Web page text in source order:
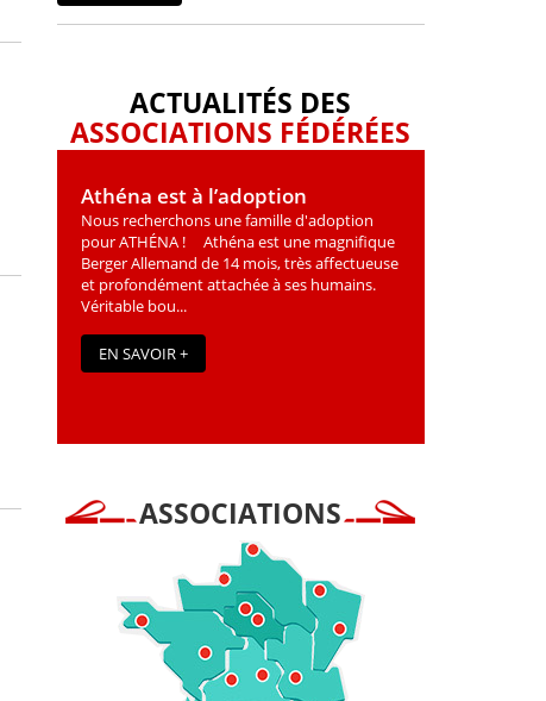
ACTUALITÉS DES
ASSOCIATIONS FÉDÉRÉES
Athéna est à l’adoption
Nous recherchons une famille d'adoption
pour ATHÉNA ! Athéna est une magniﬁque
Berger Allemand de 14 mois, très affectueuse
et profondément attachée à ses humains.
Véritable bou...
EN SAVOIR +
ASSOCIATIONS